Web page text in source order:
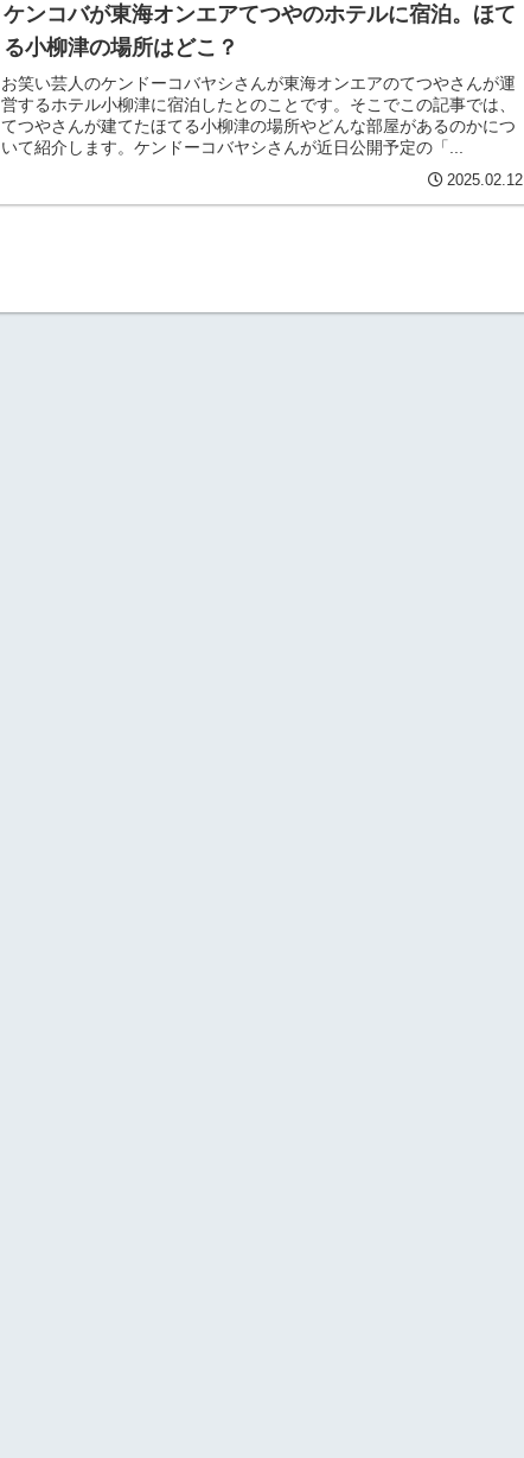
ケンコバが東海オンエアてつやのホテルに宿泊。ほて
る小柳津の場所はどこ？
お笑い芸人のケンドーコバヤシさんが東海オンエアのてつやさんが運
営するホテル小柳津に宿泊したとのことです。そこでこの記事では、
てつやさんが建てたほてる小柳津の場所やどんな部屋があるのかにつ
いて紹介します。ケンドーコバヤシさんが近日公開予定の「...
2025.02.12